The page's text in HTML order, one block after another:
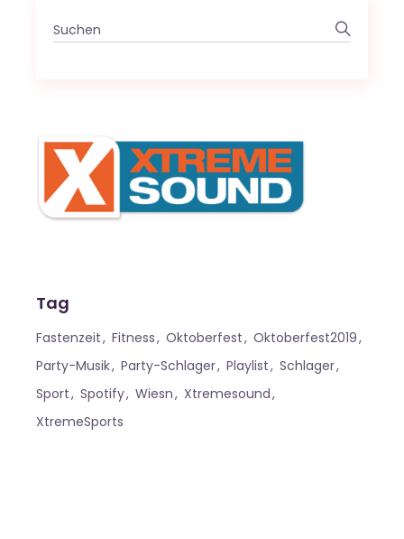
Search
for:
Tag
Fastenzeit Fitness Oktoberfest
Oktoberfest2019
Party-Musik
Party-Schlager Playlist
Schlager
Sport
Spotify Wiesn
Xtremesound
XtremeSports